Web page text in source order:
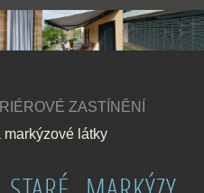
ZASTÍNĚNÍ
markýzové látky